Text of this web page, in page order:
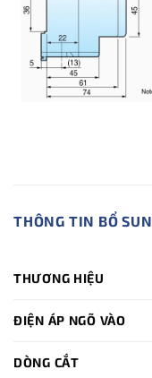
THÔNG TIN BỔ
THƯƠNG HIỆU
ĐIỆN ÁP NGÕ VÀO
DÒNG CẮT